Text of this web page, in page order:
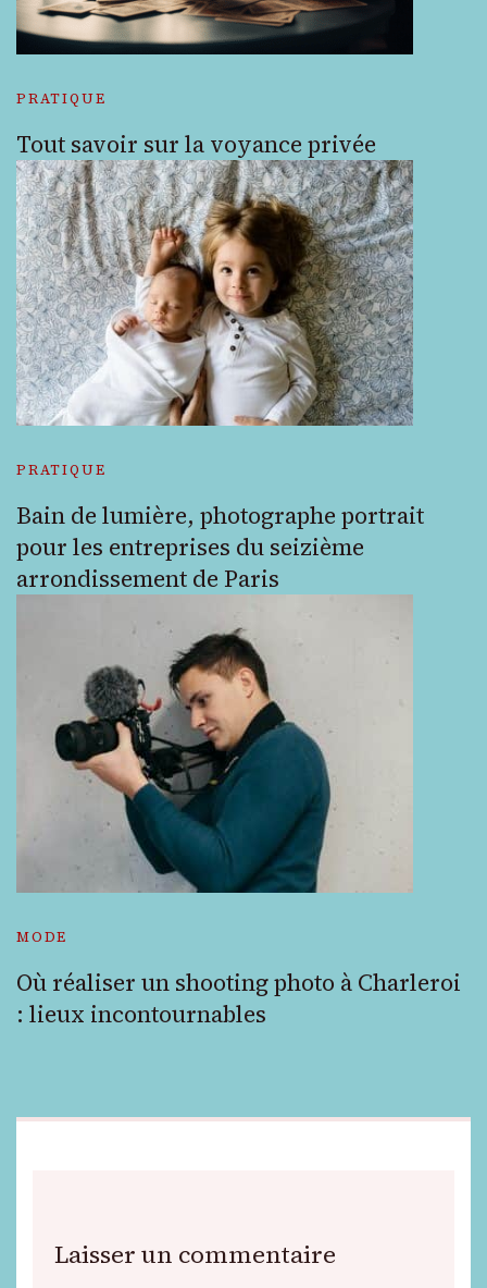
PRATIQUE
Tout savoir sur la voyance privée
PRATIQUE
Bain de lumière, photographe portrait
pour les entreprises du seizième
arrondissement de Paris
MODE
Où réaliser un shooting photo à Charleroi
: lieux incontournables
Laisser un commentaire